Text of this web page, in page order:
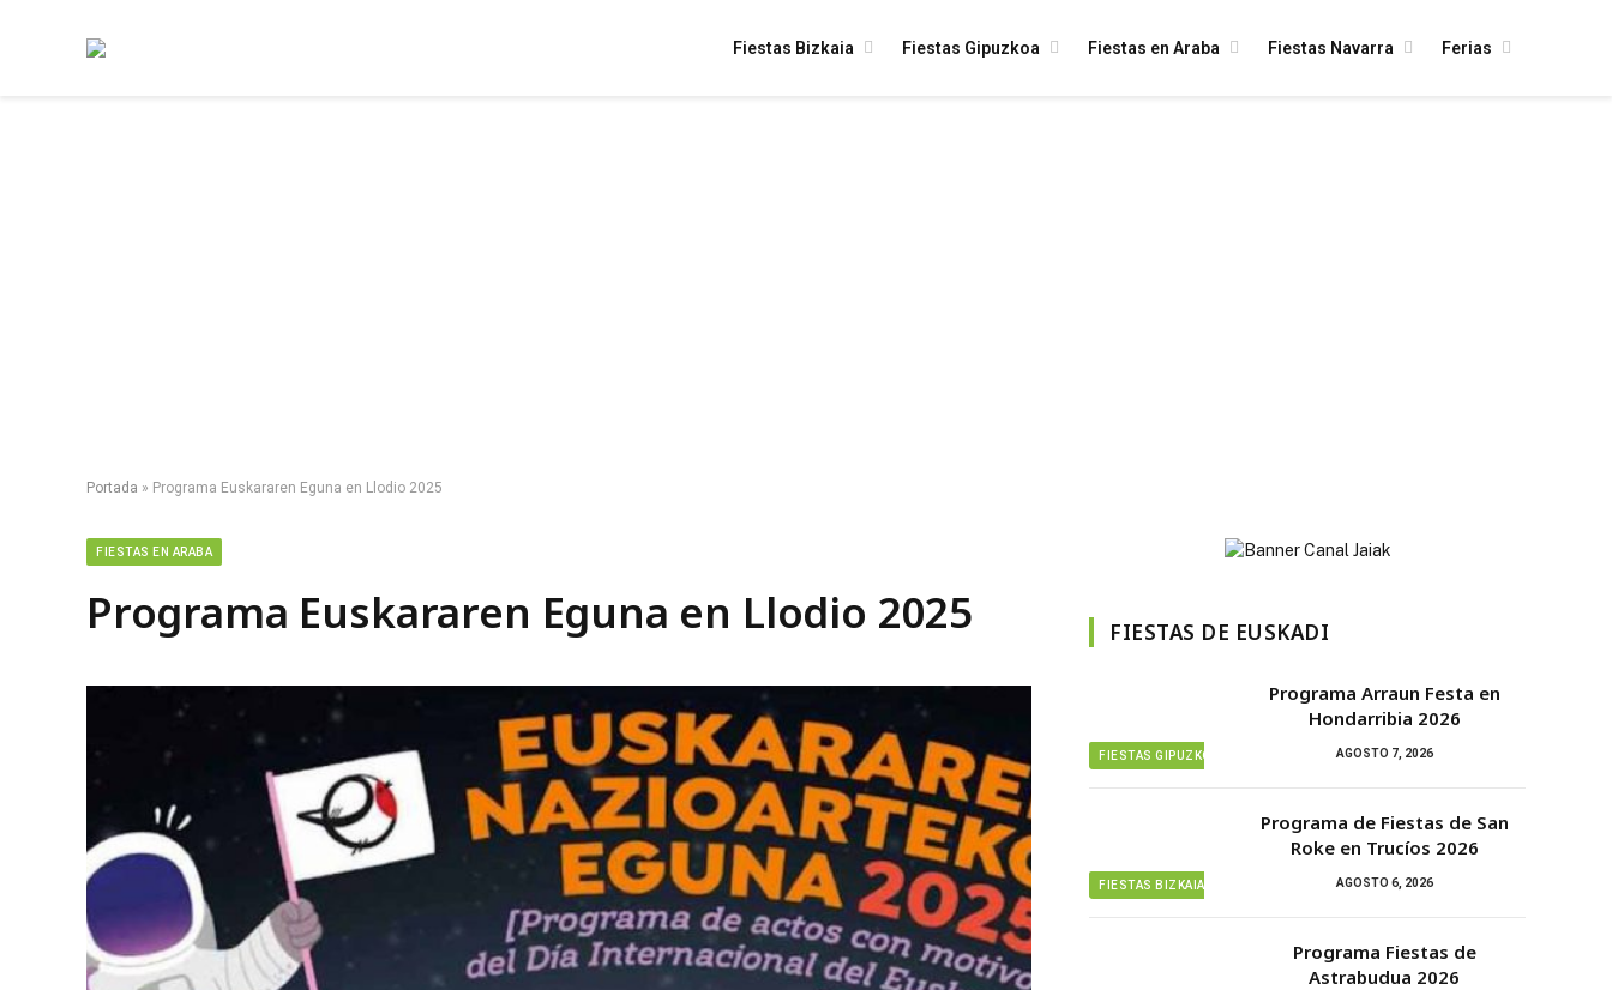
Fiestas Bizkaia Fiestas Gipuzkoa Fiestas en Araba Fiestas Navarra Ferias
Portada » Programa Euskararen Eguna en Llodio 2025
FIESTAS EN ARABA
Programa Euskararen Eguna en Llodio 2025 FIESTAS DE EUSKADI
FIESTAS GIPUZKOA
Programa Arraun Festa en
Hondarribia 2026
AGOSTO 7, 2026
FIESTAS BIZKAIA
Programa de Fiestas de San
Roke en Trucíos 2026
AGOSTO 6, 2026
Programa Fiestas de
Astrabudua 2026